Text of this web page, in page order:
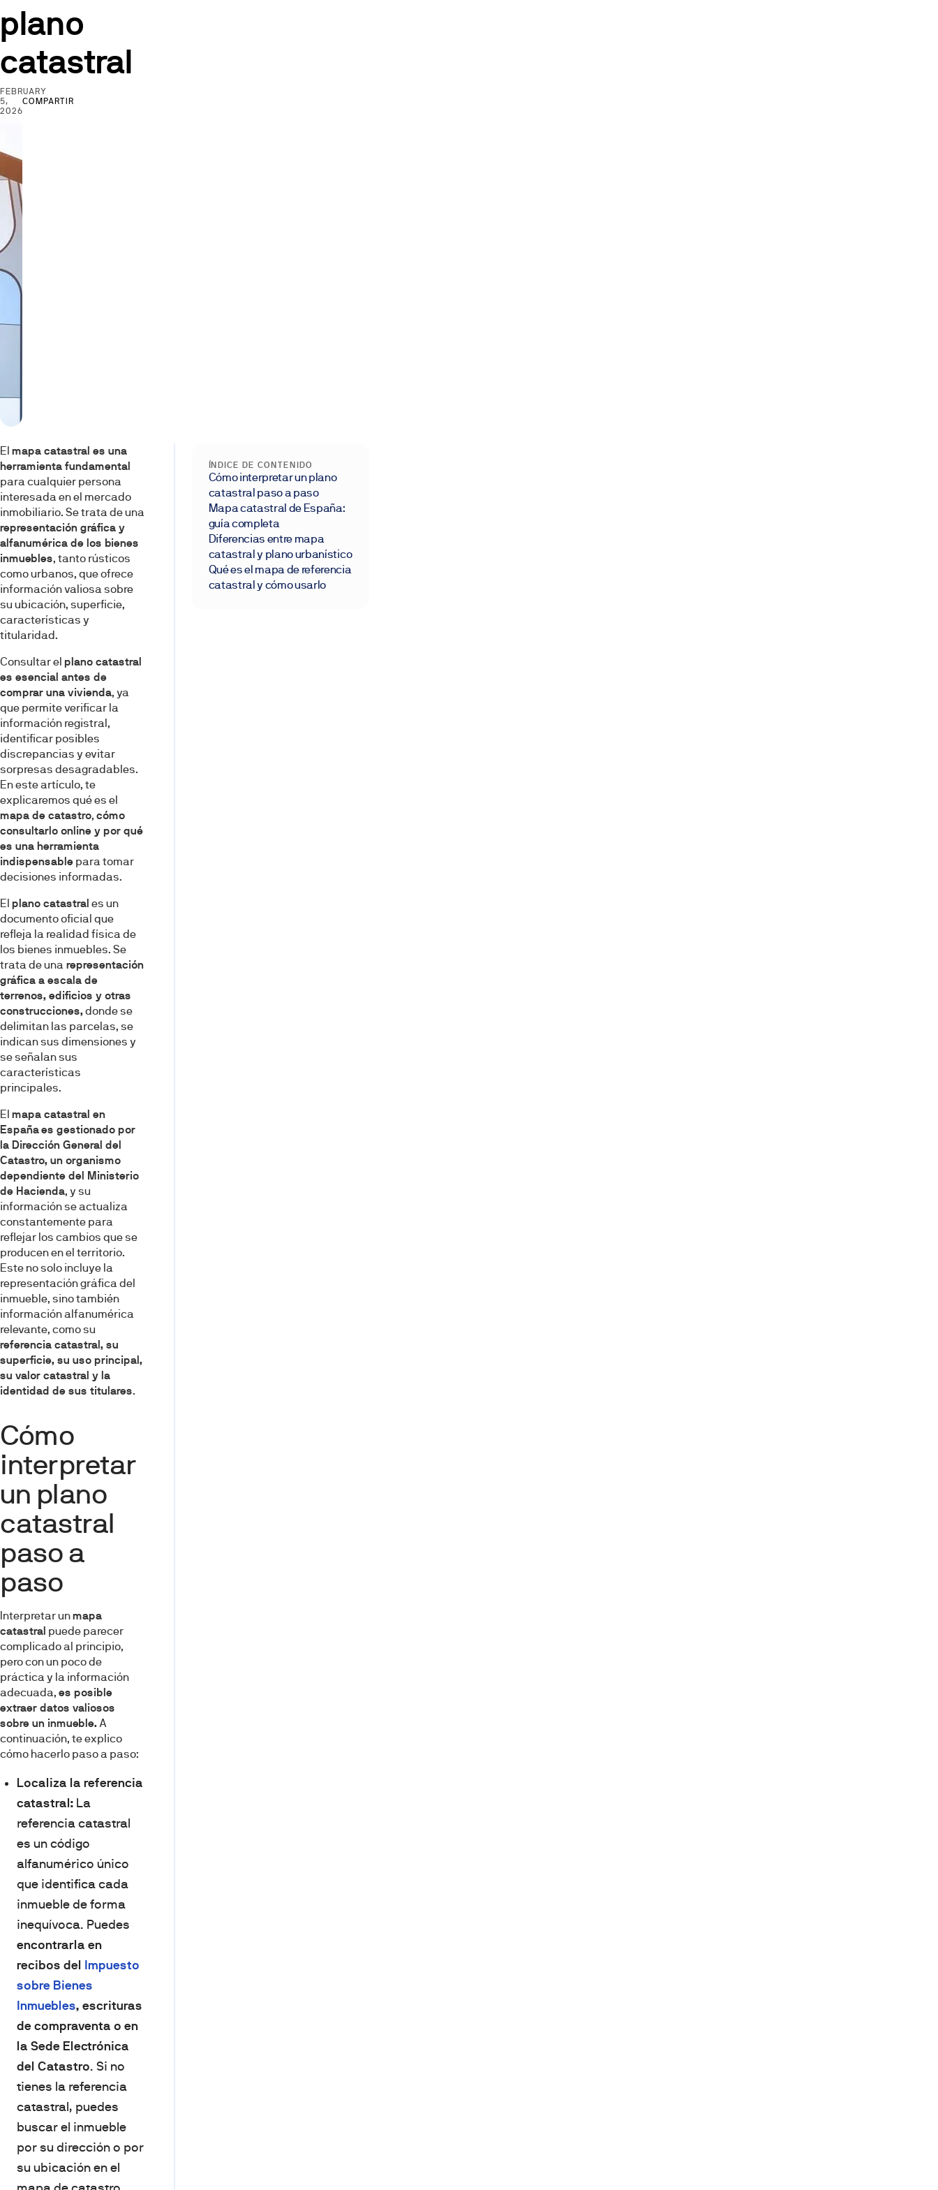
plano
catastral
FEBRUARY
5,
2026
COMPARTIR
El mapa catastral es una
herramienta fundamental
para cualquier persona
interesada en el mercado
inmobiliario. Se trata de una
representación gráfica y
alfanumérica de los bienes
inmuebles, tanto rústicos
como urbanos, que ofrece
información valiosa sobre
su ubicación, superficie,
características y
titularidad.
Consultar el plano catastral
es esencial antes de
comprar una vivienda, ya
que permite verificar la
información registral,
identificar posibles
discrepancias y evitar
sorpresas desagradables.
En este artículo, te
explicaremos qué es el
mapa de catastro, cómo
consultarlo online y por qué
es una herramienta
indispensable para tomar
decisiones informadas.
El plano catastral es un
documento oficial que
refleja la realidad física de
los bienes inmuebles. Se
trata de una representación
gráfica a escala de
terrenos, edificios y otras
construcciones, donde se
delimitan las parcelas, se
indican sus dimensiones y
se señalan sus
características
principales.
El mapa catastral en
Españaes gestionado por
la Dirección General del
Catastro, un organismo
dependiente del Ministerio
de Hacienda, y su
información se actualiza
constantemente para
reflejar los cambios que se
producen en el territorio.
Este no solo incluye la
representación gráfica del
inmueble, sino también
información alfanumérica
relevante, como su
referencia catastral, su
superficie, su uso principal,
su valor catastral y la
identidad de sus titulares.
Cómo
interpretar
un plano
catastral
paso a
paso
Interpretar unmapa
catastral puede parecer
complicado al principio,
pero con un poco de
práctica y la información
adecuada, es posible
extraer datos valiosos
sobre un inmueble. A
continuación, te explico
cómo hacerlo paso a paso:
Localiza la referencia
catastral: La
referencia catastral
es un código
alfanumérico único
que identifica cada
inmueble de forma
inequívoca. Puedes
encontrarla en
recibos del
Impuesto
sobre Bienes
Inmuebles, escrituras
de compraventa o en
la Sede Electrónica
del Catastro. Si no
tienes la referencia
catastral, puedes
buscar el inmueble
por su dirección o por
su ubicación en el
ÍNDICE DE CONTENIDO
Cómo interpretar un plano
catastral paso a paso
Mapa catastral de España:
guía completa
Diferencias entre mapa
catastral y plano urbanístico
Qué es el mapa de referencia
catastral y cómo usarlo